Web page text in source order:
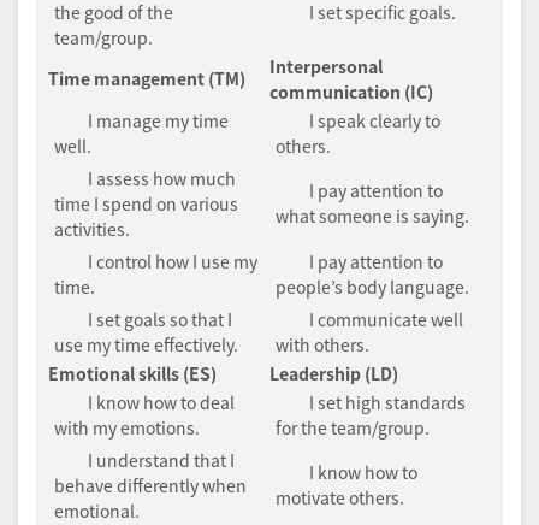
the good of the
team/group.
I set specific goals.
Time management (TM)
Interpersonal
communication (IC)
I manage my time
well.
I speak clearly to
others.
I assess how much
time I spend on various
activities.
I pay attention to
what someone is saying.
I control how I use my
time.
I pay attention to
people’s body language.
I set goals so that I
use my time effectively.
I communicate well
with others.
Emotional skills (ES)
Leadership (LD)
I know how to deal
with my emotions.
I set high standards
for the team/group.
I understand that I
behave differently when
emotional.
I know how to
motivate others.